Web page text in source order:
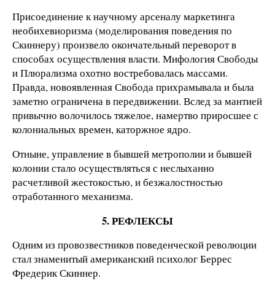
Присоединение к научному арсеналу маркетинга
необихевиоризма (моделирования поведения по
Скиннеру) произвело окончательный переворот в
способах осуществления власти. Мифология Свободы
и Плюрализма охотно востребовалась массами.
Правда, новоявленная Свобода прихрамывала и была
заметно ограничена в передвижении. Вслед за мантией
привычно волочилось тяжелое, намертво приросшее с
колониальных времен, каторжное ядро.
Отныне, управление в бывшей метрополии и бывшей
колонии стало осуществляться с неслыханно
расчетливой жестокостью, и безжалостностью
отработанного механизма.
5. РЕФЛЕКСЫ
Одним из провозвестников поведенческой революции
стал знаменитый американский психолог Беррес
Фредерик Скиннер.